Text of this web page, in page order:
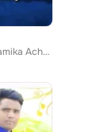
Dolamani Suna, Anamika Acharya